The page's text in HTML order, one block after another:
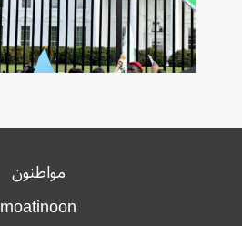
مواطنون
moatinoon